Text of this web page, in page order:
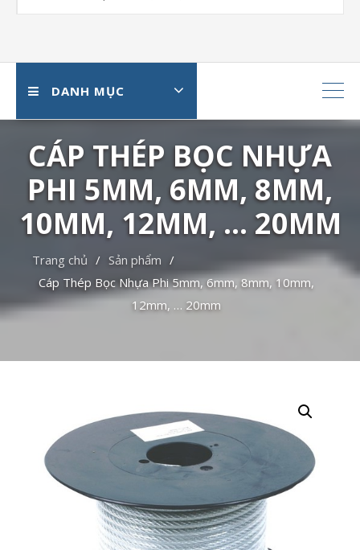
DANH MỤC
CÁP THÉP BỌC NHỰA
PHI 5MM, 6MM, 8MM,
10MM, 12MM, … 20MM
Trang chủ
Sản phẩm
Cáp Thép Bọc Nhựa Phi 5mm, 6mm, 8mm, 10mm,
12mm, … 20mm